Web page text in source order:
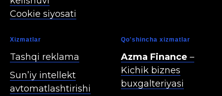
Cookie siyosati
Xizmatla r
Tashqi reklama
Sun’iy intellekt
avtomatlashtirishi
Qo'shincha xizmatlar
Azma Finance –
Kichik biznes
buxgalteriyasi